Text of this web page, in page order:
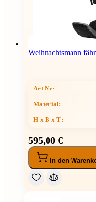
Weihnachtsmann
Art.Nr:
Material:
H x B x T:
595,00 €
In den